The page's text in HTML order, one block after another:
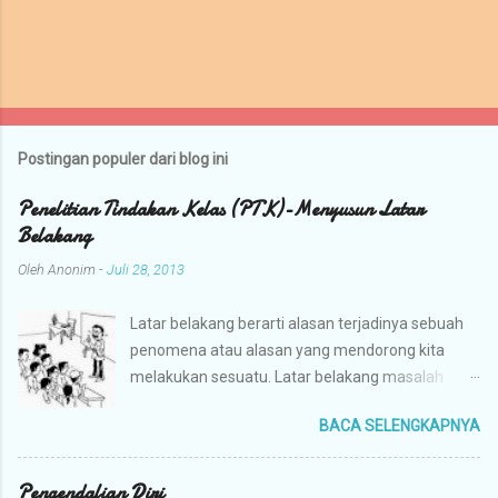
Postingan populer dari blog ini
Penelitian Tindakan Kelas (PTK)-Menyusun Latar
Belakang
Oleh Anonim - Juli 28, 2013
Latar belakang berarti alasan terjadinya sebuah
penomena atau alasan yang mendorong kita
melakukan sesuatu. Latar belakang masalah
mengangkat masalah tertentu untuk diteliti.
Berdasarkan pengalaman dalam membimbing
proposal PTK, banyak guru yang lemah dalam
BACA SELENGKAPNYA